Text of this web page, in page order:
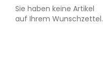
Sie haben keine Artikel
auf Ihrem Wunschzettel.